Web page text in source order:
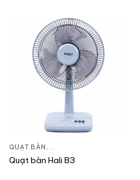
QUẠT BÀN , QUẠT ĐIỆN, QUẠT TRẦN
Quạt bàn Hali B3